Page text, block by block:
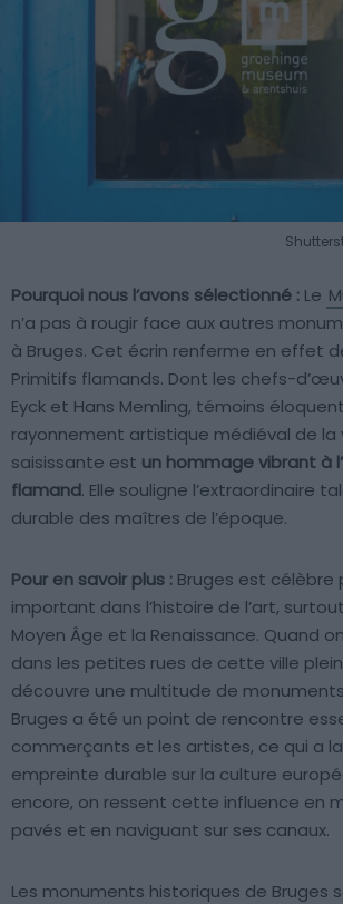
Pourquoi nous l’avons sélectionné : Le
n’a pas à rougir face aux autres
à Bruges. Cet écrin renferme en effet
Primitifs flamands. Dont les chefs-
Eyck et Hans Memling, témoins
rayonnement artistique médiéval de la
saisissante est un hommage vibrant à
flamand. Elle souligne l’extraordinaire
durable des maîtres de l’époque.
Pour en savoir plus : Bruges est célèbre
important dans l’histoire de l’art,
Moyen Âge et la Renaissance. Quand
dans les petites rues de cette ville
découvre une multitude de
Bruges a été un point de rencontre
commerçants et les artistes, ce qui a
empreinte durable sur la culture
encore, on ressent cette influence en
pavés et en naviguant sur ses canaux.
Les monuments historiques de Bruges